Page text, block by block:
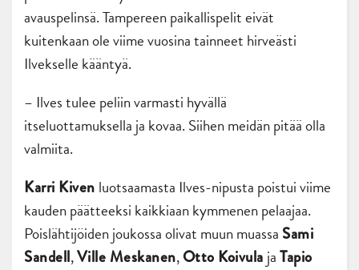
avauspelinsä. Tampereen paikallispelit eivät
kuitenkaan ole viime vuosina tainneet hirveästi
Ilvekselle kääntyä.
– Ilves tulee peliin varmasti hyvällä
itseluottamuksella ja kovaa. Siihen meidän pitää olla
valmiita.
Karri Kiven luotsaamasta Ilves-nipusta poistui viime
kauden päätteeksi kaikkiaan kymmenen pelaajaa.
Poislähtijöiden joukossa olivat muun muassa Sami
Sandell,Ville Meskanen,Otto Koivula jaTapio